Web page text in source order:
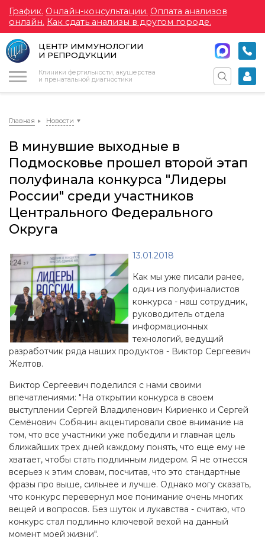
График. Онлайн-консультации. Оплата анализов
онлайн. Как сдать анализы в другом городе.
ЦЕНТР ИММУНОЛОГИИ
И РЕПРОДУКЦИИ
Клиники фертильности, акушерства
и пренатальной диагностики
Главная Новости
В минувшие выходные в
Подмосковье прошел второй этап
полуфинала конкурса "Лидеры
России" среди участников
Центрального Федерального
Округа
13.01.2018
Как мы уже писали ранее,
один из полуфиналистов
конкурса - наш сотрудник,
руководитель отдела
информационных
технологий, ведущий
разработчик ряда наших продуктов - Виктор Сергеевич
Желтов.
Виктор Сергеевич поделился с нами своими
впечатлениями: "На открытии конкурса в своем
выступлении Сергей Владиленович Кириенко и Сергей
Семёнович Собянин акцентировали свое внимание на
том, что все участники уже победили и главная цель
ближайших трех дней каждому понять, что еще ему не
хватает, чтобы стать подлинным лидером. Я не отнесся
всерьез к этим словам, посчитав, что это стандартные
фразы про выше, сильнее и лучше. Однако могу сказать,
что конкурс перевернул мое понимание очень многих
вещей и вопросов. Без шуток и лукавства - считаю, что
конкурс стал подлинно ключевой вехой на данный
момент моей жизни".